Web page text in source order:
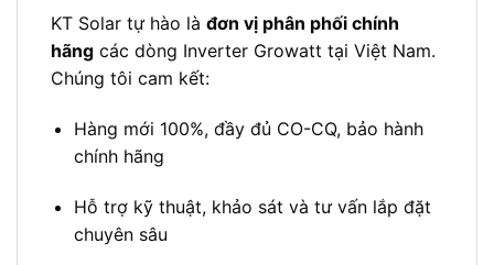
KT Solar tự hào là đơn vị phân phối chính
hãng các dòng Inverter Growatt tại Việt Nam.
Chúng tôi cam kết:
Hàng mới 100%, đầy đủ CO-CQ, bảo hành
chính hãng
Hỗ trợ kỹ thuật, khảo sát và tư vấn lắp đặt
chuyên sâu